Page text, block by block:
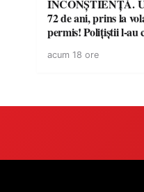
INCONȘTIENȚĂ.
72 de ani, prins la
permis! Polițiștii l-au
acum 18 ore